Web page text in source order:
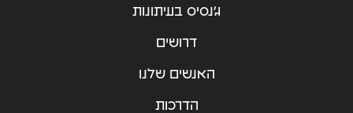
ג’נסיס בעיתונות
דרושים
האנשים שלנו
הדרכות